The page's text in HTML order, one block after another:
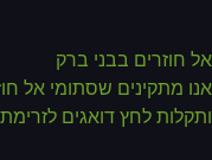
חוזרים בבני ברק
מתקינים שסתומי אל
לחץ דואגים לזרימת